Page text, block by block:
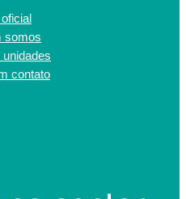
somos
contato